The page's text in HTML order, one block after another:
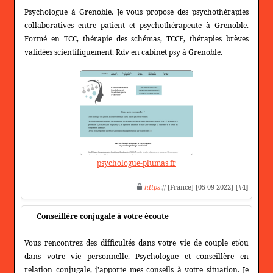
Psychologue à Grenoble. Je vous propose des psychothérapies
collaboratives entre patient et psychothérapeute à Grenoble.
Formé en TCC, thérapie des schémas, TCCE, thérapies brèves
validées scientifiquement. Rdv en cabinet psy à Grenoble.
psychologue-plumas.fr
https:// [France] [05-09-2022] [#4]
Conseillère conjugale à votre écoute
Vous rencontrez des difficultés dans votre vie de couple et/ou
dans votre vie personnelle. Psychologue et conseillère en
relation conjugale, j'apporte mes conseils à votre situation. Je